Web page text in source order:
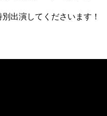
出演してくださいます！